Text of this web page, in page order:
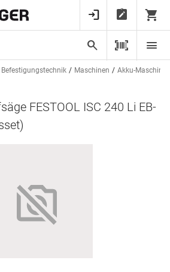
Maschinen Akku-Maschinen
FESTOOL ISC 240 Li EB-